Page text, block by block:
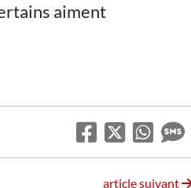
aiment
article suivant